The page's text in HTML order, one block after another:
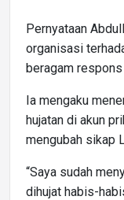
Pernyataan
organisasi
beragam
Ia mengaku
hujatan di akun
mengubah sikap
“Saya sudah
dihujat habis-